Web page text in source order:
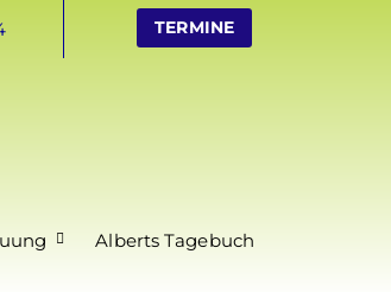
TERMINE
Alberts Tagebuch